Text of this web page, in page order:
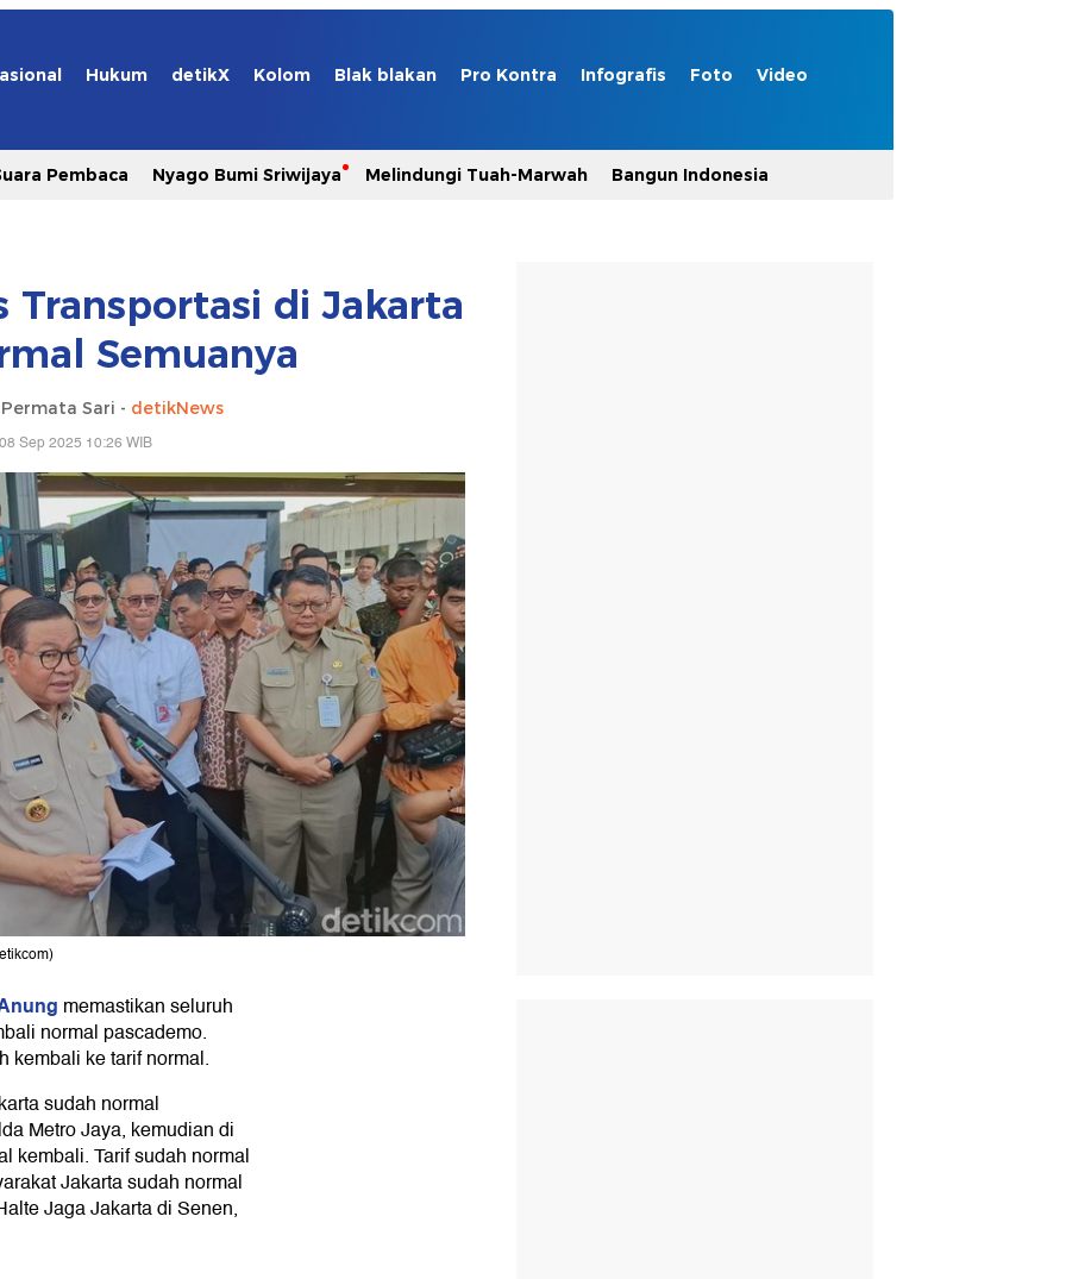
Hukum detikX Kolom Blak blakan Pro Kontra Infografis Foto Video
Pembaca Nyago Bumi Sriwijaya Melindungi Tuah-Marwah Bangun Indonesia
Transportasi di Jakarta
Semuanya
Sari - detikNews
Sep 2025 10:26 WIB
memastikan seluruh
normal pascademo.
kembali ke tarif normal.
sudah normal
Metro Jaya, kemudian di
kembali. Tarif sudah normal
Jakarta sudah normal
Jaga Jakarta di Senen,